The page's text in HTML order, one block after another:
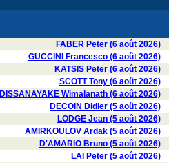
FABER Peter (6 août 2026)
GUCCINI Francesco (6 août 2026)
KATSIS Peter (6 août 2026)
SCOTT Tony (6 août 2026)
DISSANAYAKE Wimalanath (6 août 2026)
DECOIN Didier (5 août 2026)
LODGE Jean (5 août 2026)
AMIRKOULOV Ardak (5 août 2026)
D'AMARIO Bruno (5 août 2026)
LAI Peter (5 août 2026)